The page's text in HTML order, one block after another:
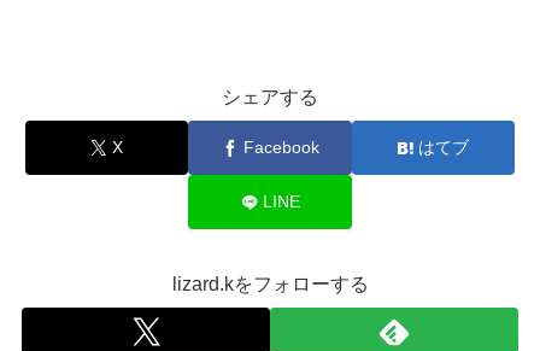
シェアする
X Facebook はてブ
LINE
lizard.kをフォローする